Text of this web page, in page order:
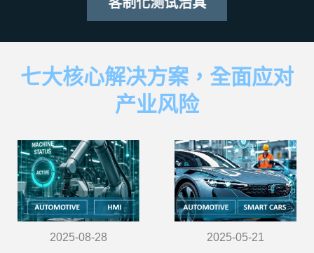
七大核心解决方案，全面应对
产业风险
2025-08-28 2025-05-21